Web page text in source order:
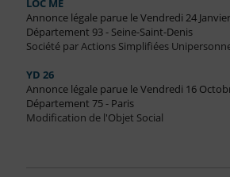
LOC ME
Annonce légale parue le Vendredi 24
Département 93 - Seine-Saint-Denis
Société par Actions Simplifiées
YD 26
Annonce légale parue le Vendredi 16
Département 75 - Paris
Modification de l'Objet Social